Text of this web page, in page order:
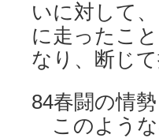
いに対して
に走ったこ
なり、断じ
84春闘の情
このような